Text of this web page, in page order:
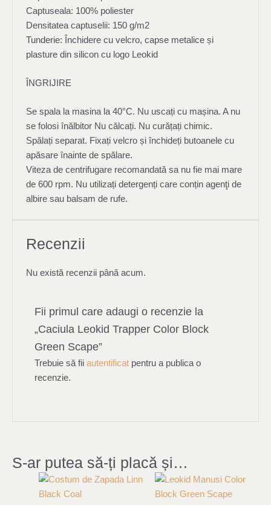
Captuseala: 100% poliester
Densitatea captuselii: 150 g/m2
Tunderie: Închidere cu velcro, capse metalice și
plasture din silicon cu logo Leokid
ÎNGRIJIRE
Se spala la masina la 40°C. Nu uscați cu mașina. A nu
se folosi înălbitor Nu călcați. Nu curățați chimic.
Spălați separat. Fixați velcro și închideți butoanele cu
apăsare înainte de spălare.
Viteza de centrifugare recomandată sa nu fie mai mare
de 600 rpm. Nu utilizați detergenți care conțin agenţi de
albire sau balsam de rufe.
Recenzii
Nu există recenzii până acum.
Fii primul care adaugi o recenzie la
„Caciula Leokid Trapper Color Block
Green Scape”
Trebuie să fiiautentificat pentru a publica o
recenzie.
S-ar putea să-ți placă și…